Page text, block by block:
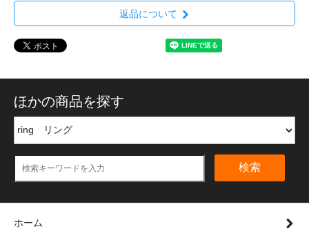
返品について
ほかの商品を探す
検索
ホーム